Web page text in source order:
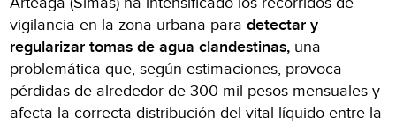
vigilancia en la zona urbana para detectar y
regularizar tomas de agua clandestinas, una
problemática que, según estimaciones, provoca
pérdidas de alrededor de 300 mil pesos mensuales y
afecta la correcta distribución del vital líquido entre la